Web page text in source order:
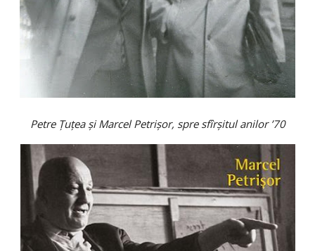
Petre Țuțea și Marcel Petrișor, spre sfîrșitul anilor ’70